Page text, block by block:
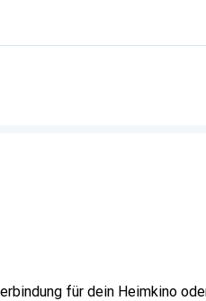
für dein Heimkino